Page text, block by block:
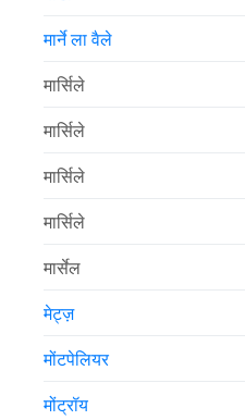
मार्ने ला वैले
मार्सिले
मार्सिले
मार्सिले
मार्सिले
मार्सेल
मेट्ज़
मोंटपेलियर
मोंट्रॉय